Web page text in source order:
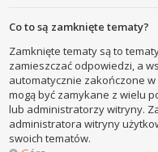
Co to są zamknięte tematy?
Zamknięte tematy są to
zamieszczać odpowiedzi, a
automatycznie zakończone
mogą być zamykane z wielu
lub administratorzy witryny.
administratora witryny
swoich tematów.